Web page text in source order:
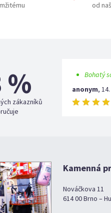
od
%
zákazníků
Bohatý
anonym,
Kamenná
Nováčkova 11
614 00 Brno –